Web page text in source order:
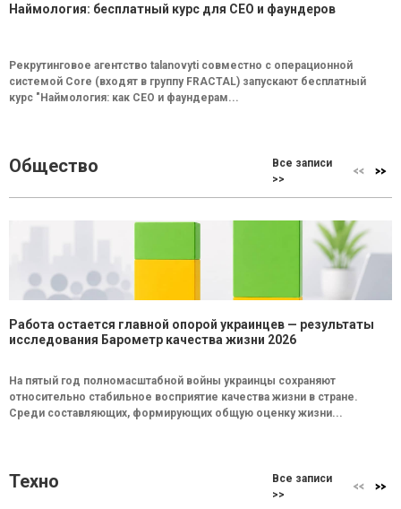
Наймология: бесплатный курс для CEO и фаундеров
Рекрутинговое агентство talanovyti совместно с операционной
системой Core (входят в группу FRACTAL) запускают бесплатный
курс "Наймология: как СEO и фаундерам...
Общество
Все записи
>>
Работа остается главной опорой украинцев — результаты
исследования Барометр качества жизни 2026
На пятый год полномасштабной войны украинцы сохраняют
относительно стабильное восприятие качества жизни в стране.
Среди составляющих, формирующих общую оценку жизни...
Техно
Все записи
>>